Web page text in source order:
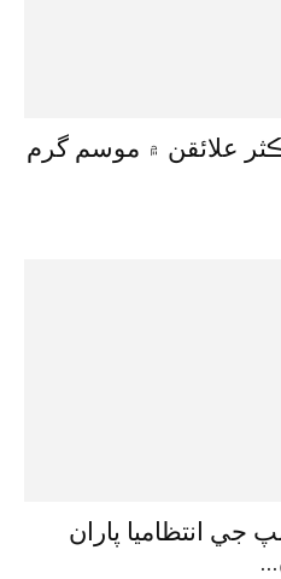
علائقن ۾ موسم گرم
جي انتظاميا پاران